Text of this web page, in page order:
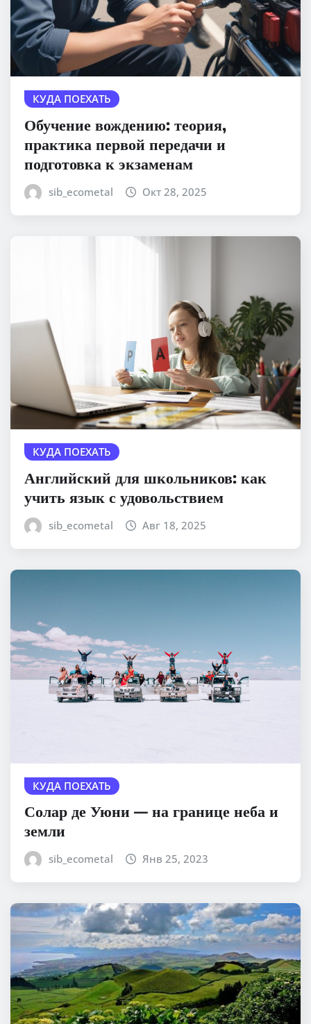
КУДА ПОЕХАТЬ
Обучение вождению: теория,
практика первой передачи и
подготовка к экзаменам
sib_ecometal Окт 28, 2025
КУДА ПОЕХАТЬ
Английский для школьников: как
учить язык с удовольствием
sib_ecometal Авг 18, 2025
КУДА ПОЕХАТЬ
Солар де Уюни — на границе неба и
земли
sib_ecometal Янв 25, 2023